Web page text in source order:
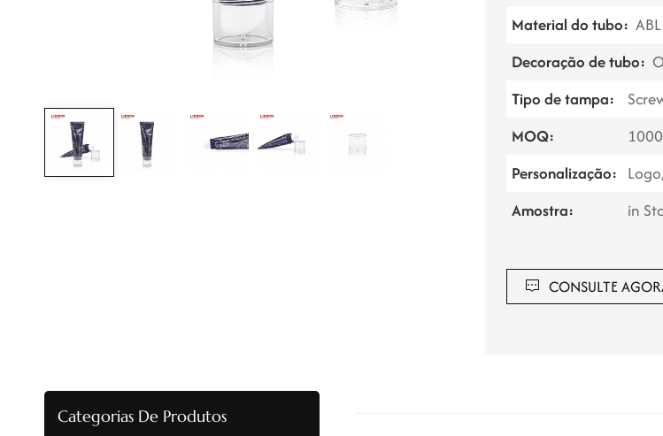
Material do tubo: ABL
Decoração de tubo:
Tipo de tampa:
MOQ:
Personalização:
Amostra:
in
CONSULTE
Categorias De Produtos